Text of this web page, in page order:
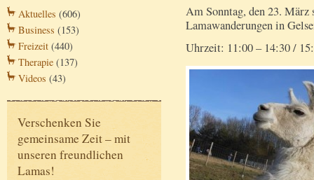
Aktuelles (606)
Business (153)
Freizeit (440)
Therapie (137)
Videos (43)
Verschenken Sie
gemeinsame Zeit – mit
unseren freundlichen
Lamas!
Am Sonntag, den 23.
Lamawanderungen in
Uhrzeit: 11:00 – 14:30 /